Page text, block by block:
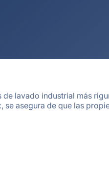
lavado industrial más
asegura de que las